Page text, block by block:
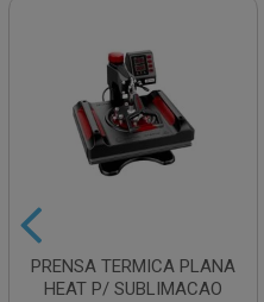
PRENSA TERMICA PLANA
HEAT P/ SUBLIMACAO